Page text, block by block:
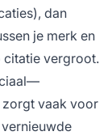
dan
je merk en
citatie vergroot.
vaak voor